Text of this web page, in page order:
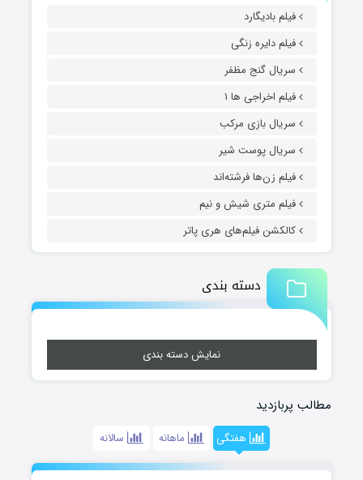
فیلم بادیگارد
فیلم دایره زنگی
سریال گنج مظفر
فیلم اخراجی ها ۱
سریال بازی مرکب
سریال پوست شیر
فیلم زن‌ها فرشته‌اند
فیلم متری شیش و نیم
کالکشن فیلم‌های هری پاتر
دسته بندی
نمایش دسته بندی
مطالب پربازدید
هفتگی ماهانه سالانه